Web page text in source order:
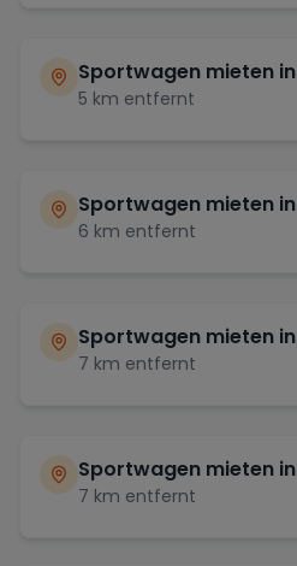
Sportwagen mieten in
5 km entfernt
Sportwagen mieten in
6 km entfernt
Sportwagen mieten in
7 km entfernt
Sportwagen mieten in
7 km entfernt